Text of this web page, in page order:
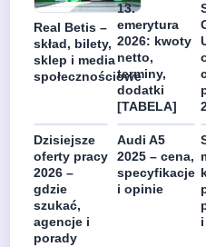
Real Betis –
skład, bilety,
sklep i media
społecznościowe
13.
emerytura
2026: kwoty
netto,
terminy,
dodatki
[TABELA]
Dzisiejsze
oferty pracy
2026 –
gdzie
szukać,
agencje i
porady
Audi A5
2025 – cena,
specyfikacje
i opinie